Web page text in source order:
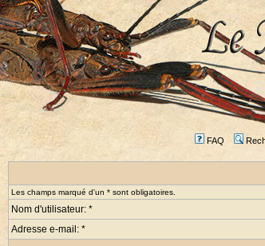
FAQ
Les champs marqué d'un * sont obligatoires.
Nom d'utilisateur: *
Adresse e-mail: *